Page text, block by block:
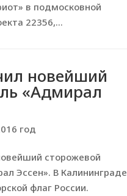
в подмосковной
22356,...
новейший
«Адмирал
год
сторожевой
Эссен». В Калининграде
флаг России.